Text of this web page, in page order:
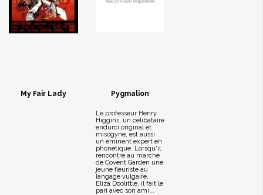
My Fair Lady Pygmalion
Le professeur Henry
Higgins, un célibataire
endurci original et
misogyne, est aussi
un éminent expert en
phonétique. Lorsqu'il
rencontre au marché
de Covent Garden une
jeune fleuriste au
langage vulgaire,
Eliza Doolittle, il fait le
pari avec son ami...